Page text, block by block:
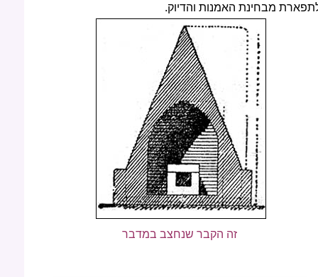
מבחינת האמנות והדיוק.
זה הקבר שנחצב במדבר